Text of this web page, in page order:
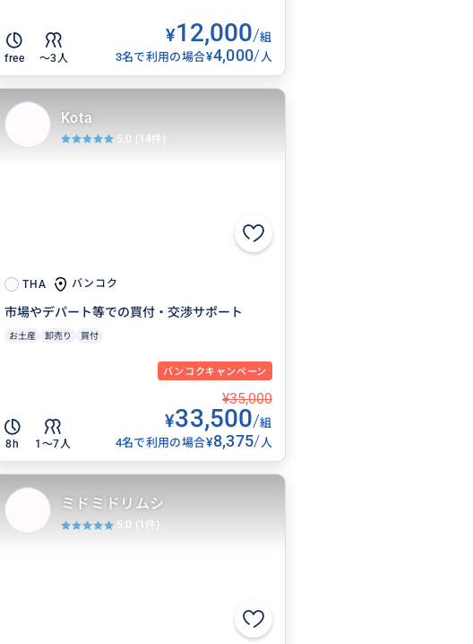
free 〜3人
¥12,000/組
3名で利用の場合¥4,000/ 人
THA バンコク
市場やデパート等での買付・交渉サポート
お土産 卸売り 買付
バンコクキャンペーン
8h 1〜7人
¥35,000
¥33,500/組
4名で利用の場合¥8,375/ 人
Kota
5.0 (14件)
ミドミドリムシ
5.0 (1件)